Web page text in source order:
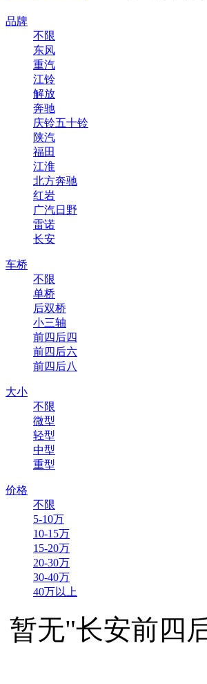
品牌
不限
东风
重汽
江铃
解放
奔驰
庆铃五十铃
陕汽
福田
江淮
北方奔驰
红岩
广汽日野
雷诺
长安
车桥
不限
单桥
后双桥
小三轴
前四后四
前四后六
前四后八
大小
不限
微型
轻型
中型
重型
价格
不限
5-10万
10-15万
15-20万
20-30万
30-40万
40万以上
暂无"长安前四